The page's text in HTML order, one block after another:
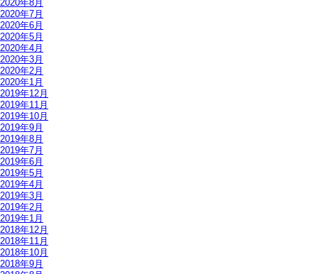
2020年8月
2020年7月
2020年6月
2020年5月
2020年4月
2020年3月
2020年2月
2020年1月
2019年12月
2019年11月
2019年10月
2019年9月
2019年8月
2019年7月
2019年6月
2019年5月
2019年4月
2019年3月
2019年2月
2019年1月
2018年12月
2018年11月
2018年10月
2018年9月